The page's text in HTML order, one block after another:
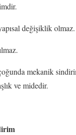
değişiklik olmaz.
mekanik
ve midedir.